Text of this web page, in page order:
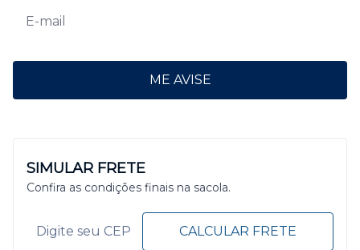
ME AVISE
SIMULAR FRETE
Confira as condições finais na sacola.
CALCULAR FRETE